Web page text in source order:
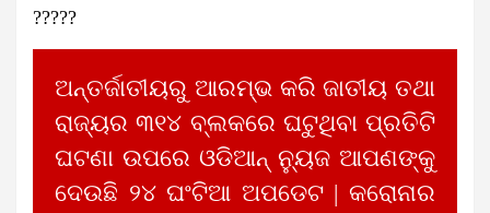
?????
ଅନ୍ତର୍ଜାତୀୟରୁ ଆରମ୍ଭ କରି ଜାତୀୟ ତଥା
ରାଜ୍ୟର ୩୧୪ ବ୍ଲକରେ ଘଟୁଥିବା ପ୍ରତିଟି
ଘଟଣା ଉପରେ ଓଡିଆନ୍ ନ୍ୟୁଜ ଆପଣଙ୍କୁ
ଦେଉଛି ୨୪ ଘଂଟିଆ ଅପଡେଟ | କରୋନାର